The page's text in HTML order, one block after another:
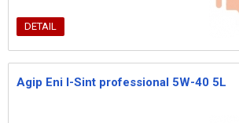
DETAIL
Agip Eni I-Sint professional 5W-40 5L